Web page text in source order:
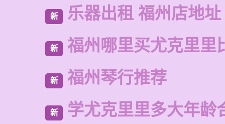
新 乐器出租 福州店地址
新 福州哪里买尤克里里
新 福州琴行推荐
新 学尤克里里多大年龄